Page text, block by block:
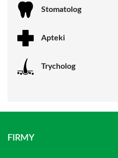
Stomatolog
Apteki
Trycholog
FIRMY